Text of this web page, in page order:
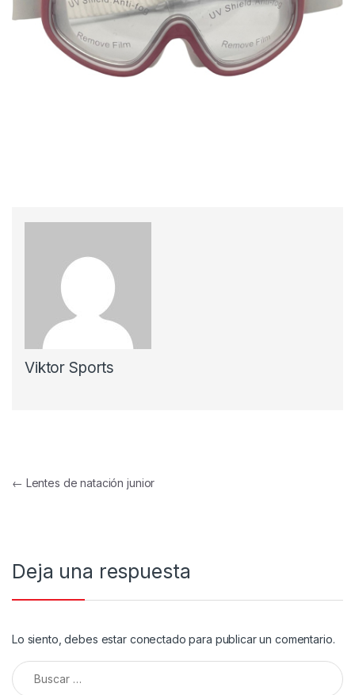
Viktor Sports
Navegación de entradas
← Lentes de natación junior
Deja una respuesta
Lo siento, debes estar conectado para publicar un comentario.
Buscar: